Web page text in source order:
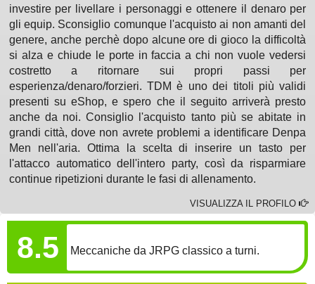
investire per livellare i personaggi e ottenere il denaro per
gli equip. Sconsiglio comunque l'acquisto ai non amanti del
genere, anche perchè dopo alcune ore di gioco la difficoltà
si alza e chiude le porte in faccia a chi non vuole vedersi
costretto a ritornare sui propri passi per
esperienza/denaro/forzieri. TDM è uno dei titoli più validi
presenti su eShop, e spero che il seguito arriverà presto
anche da noi. Consiglio l'acquisto tanto più se abitate in
grandi città, dove non avrete problemi a identificare Denpa
Men nell'aria. Ottima la scelta di inserire un tasto per
l'attacco automatico dell'intero party, così da risparmiare
continue ripetizioni durante le fasi di allenamento.
VISUALIZZA IL PROFILO
8.5 Meccaniche da JRPG classico a turni.